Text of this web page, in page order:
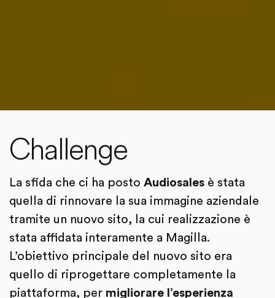
Challenge
La sfida che ci ha posto Audiosales è stata
quella di rinnovare la sua immagine aziendale
tramite un nuovo sito, la cui realizzazione è
stata affidata interamente a Magilla.
L’obiettivo principale del nuovo sito era
quello di riprogettare completamente la
piattaforma, per migliorare l’esperienza